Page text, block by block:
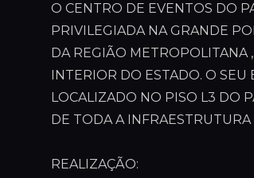
O CENTRO DE EVENTOS DO
PRIVILEGIADA NA GRANDE
DA REGIÃO METROPOLITANA
INTERIOR DO ESTADO. O
LOCALIZADO NO PISO L3 DO
DE TODA A
REALIZAÇÃO: